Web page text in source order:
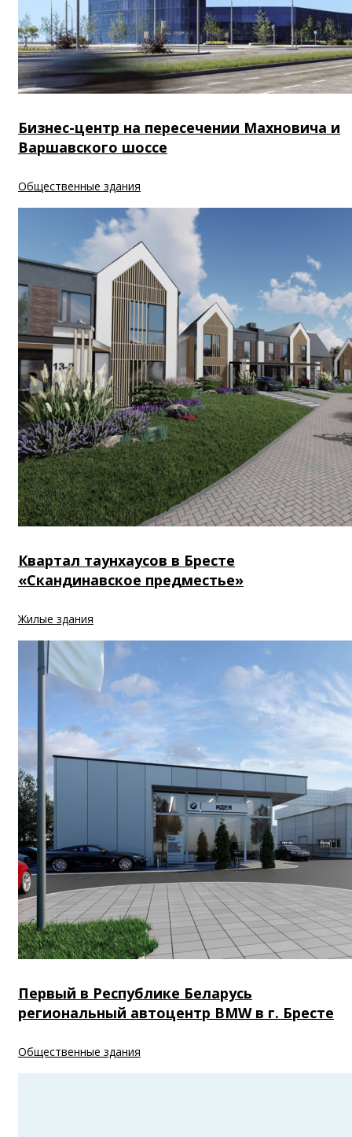
Бизнес-центр на пересечении Махновича и
Варшавского шоссе
Общественные здания
Квартал таунхаусов в Бресте
«Скандинавское предместье»
Жилые здания
Первый в Республике Беларусь
региональный автоцентр BMW в г. Бресте
Общественные здания